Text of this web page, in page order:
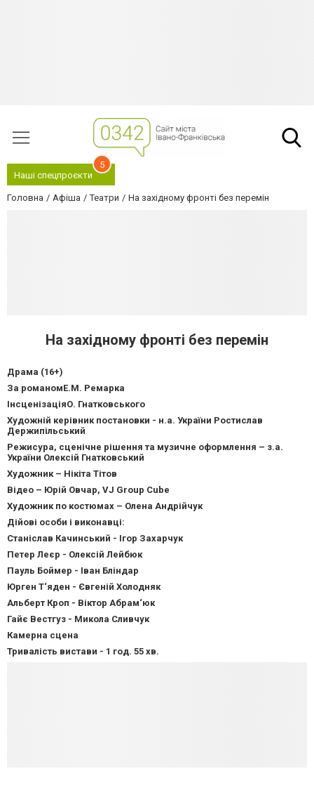
Наші спецпроєкти
5
Головна Афіша Театри На західному фронті без перемін
На західному фронті без перемін
Драма (16+)
За романомЕ.М. Ремарка
ІнсценізаціяО. Гнатковського
Художній керівник постановки - н.а. України Ростислав
Держипільський
Режисура, сценічне рішення та музичне оформлення – з.а.
України Олексій Гнатковський
Художник – Нікіта Тітов
Відео – Юрій Овчар, VJ Group Cube
Художник по костюмах – Олена Андрійчук
Дійові особи і виконавці:
Станіслав Качинський - Ігор Захарчук
Петер Леєр - Олексій Лейбюк
Пауль Боймер - Іван Бліндар
Юрген Т‘яден - Євгеній Холодняк
Альберт Кроп - Віктор Абрам‘юк
Гайє Вестгуз - Микола Сливчук
Камерна сцена
Тривалість вистави - 1 год. 55 хв.